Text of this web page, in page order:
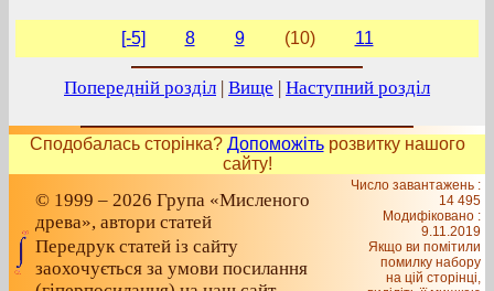
[-5] 8 9 (10) 11
Попередній розділ | Вище | Наступний розділ
Сподобалась сторінка? Допоможітьрозвитку нашого
сайту!
© 1999 – 2026 Група «Мисленого
древа», автори статей
Передрук статей із сайту
заохочується за умови посилання
Число завантажень :
14 495
Модифіковано :
9.11.2019
Якщо ви помітили
помилку набору
на цiй сторiнцi,